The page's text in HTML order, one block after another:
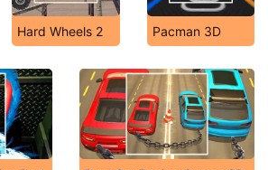
Hard Wheels 2 Pacman 3D